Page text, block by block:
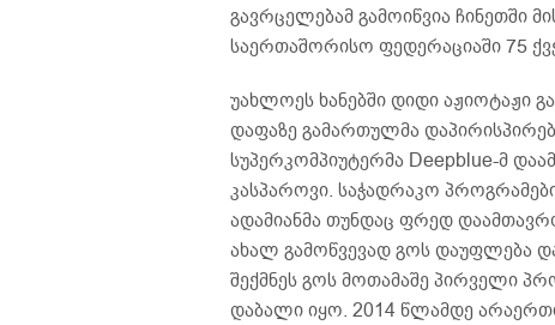
გავრცელებამ გამოიწვია ჩინეთში
საერთაშორისო ფედერაციაში 75
უახლოეს ხანებში დიდი აჟიოტაჟი
დაფაზე გამართულმა
სუპერკომპიუტერმა Deepblue-მ
კასპაროვი. საჭადრაკო
ადამიანმა თუნდაც ფრედ
ახალ გამოწვევად გოს დაუფლება
შექმნეს გოს მოთამაშე პირველი
დაბალი იყო. 2014 წლამდე